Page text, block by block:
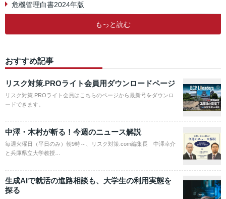
危機管理白書2024年版
もっと読む
おすすめ記事
リスク対策.PROライト会員用ダウンロードページ
リスク対策.PROライト会員はこちらのページから最新号をダウンロ
ードできます。
中澤・木村が斬る！今週のニュース解説
毎週火曜日（平日のみ）朝9時～、リスク対策.com編集長 中澤幸介
と兵庫県立大学教授…
生成AIで就活の進路相談も、大学生の利用実態を
探る